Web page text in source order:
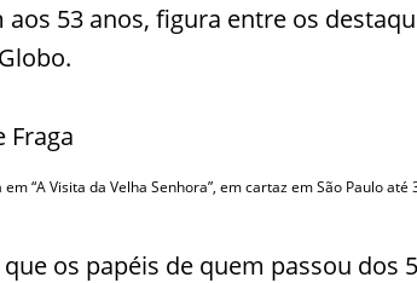
53 anos, figura entre os
em “A Visita da Velha Senhora”, em cartaz em São Paulo
os papéis de quem passou dos